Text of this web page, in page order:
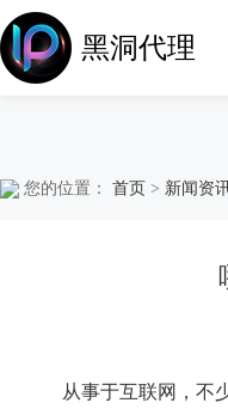
黑洞代理
您的位置： 首页 > 新闻资
从事于互联网，不